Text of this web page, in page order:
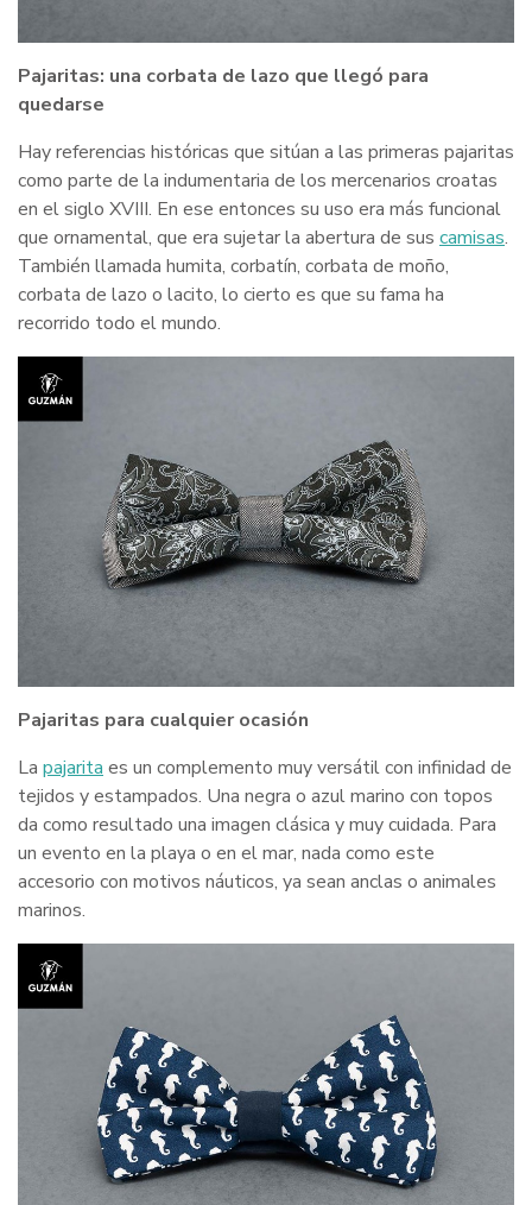
Pajaritas: una corbata de lazo que llegó para
quedarse
Hay referencias históricas que sitúan a las primeras pajaritas
como parte de la indumentaria de los mercenarios croatas
en el siglo XVIII. En ese entonces su uso era más funcional
que ornamental, que era sujetar la abertura de sus camisas.
También llamada humita, corbatín, corbata de moño,
corbata de lazo o lacito, lo cierto es que su fama ha
recorrido todo el mundo.
Pajaritas para cualquier ocasión
La pajarita es un complemento muy versátil con infinidad de
tejidos y estampados. Una negra o azul marino con topos
da como resultado una imagen clásica y muy cuidada. Para
un evento en la playa o en el mar, nada como este
accesorio con motivos náuticos, ya sean anclas o animales
marinos.